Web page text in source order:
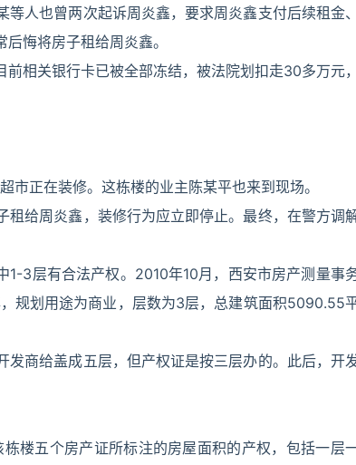
人也曾两次起诉周炎鑫，要求周炎鑫支付后续租金、
悔将房子租给周炎鑫。
相关银行卡已被全部冻结，被法院划扣走30多万元，
正在装修。这栋楼的业主陈某平也来到现场。
给周炎鑫，装修行为应立即停止。最终，在警方调
3层有合法产权。2010年10月，西安市房产测量事
规划用途为商业，层数为3层，总建筑面积5090.55
商给盖成五层，但产权证是按三层办的。此后，开
楼五个房产证所标注的房屋面积的产权，包括一层